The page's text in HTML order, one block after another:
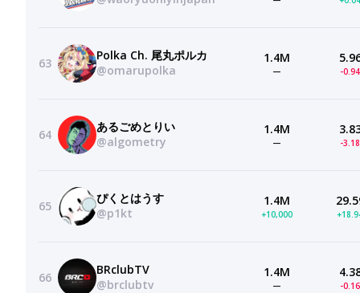
63
Polka Ch. 尾丸ポルカ
@omarupolka
1.4M
— -
64
あるごめとりい
@algometry
1.4M
— -
65
ぴくとはうす
@p1kt
1.4M
+10,000
66
BRclubTV
@brclubtv
1.4M
— -